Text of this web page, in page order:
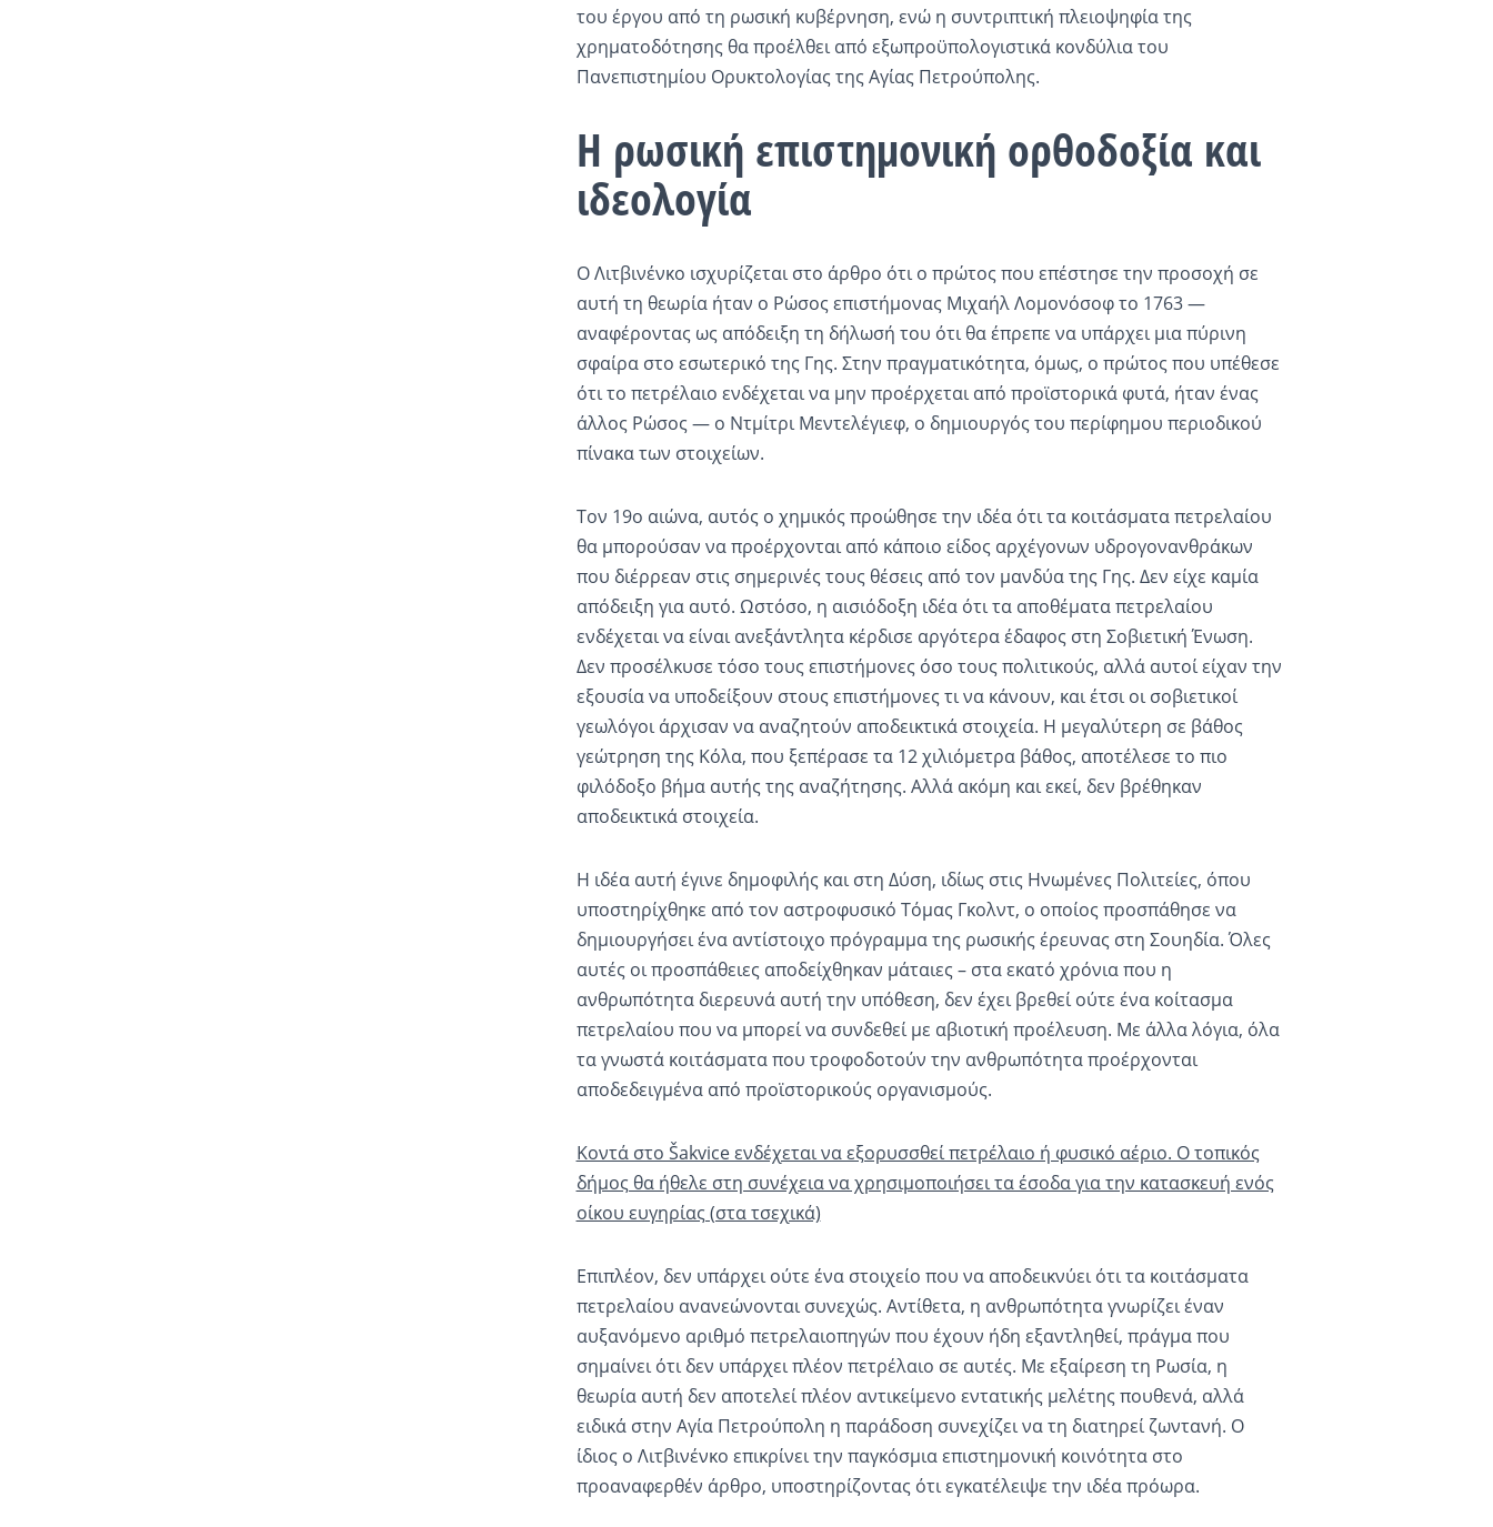
του έργου από τη ρωσική κυβέρνηση, ενώ η συντριπτική πλειοψηφία της
χρηματοδότησης θα προέλθει από εξωπροϋπολογιστικά κονδύλια του
Πανεπιστημίου Ορυκτολογίας της Αγίας Πετρούπολης.
Η ρωσική επιστημονική ορθοδοξία και
ιδεολογία
Ο Λιτβινένκο ισχυρίζεται στο άρθρο ότι ο πρώτος που επέστησε την προσοχή σε
αυτή τη θεωρία ήταν ο Ρώσος επιστήμονας Μιχαήλ Λομονόσοφ το 1763 —
αναφέροντας ως απόδειξη τη δήλωσή του ότι θα έπρεπε να υπάρχει μια πύρινη
σφαίρα στο εσωτερικό της Γης. Στην πραγματικότητα, όμως, ο πρώτος που υπέθεσε
ότι το πετρέλαιο ενδέχεται να μην προέρχεται από προϊστορικά φυτά, ήταν ένας
άλλος Ρώσος — ο Ντμίτρι Μεντελέγιεφ, ο δημιουργός του περίφημου περιοδικού
πίνακα των στοιχείων.
Τον 19ο αιώνα, αυτός ο χημικός προώθησε την ιδέα ότι τα κοιτάσματα πετρελαίου
θα μπορούσαν να προέρχονται από κάποιο είδος αρχέγονων υδρογονανθράκων
που διέρρεαν στις σημερινές τους θέσεις από τον μανδύα της Γης. Δεν είχε καμία
απόδειξη για αυτό. Ωστόσο, η αισιόδοξη ιδέα ότι τα αποθέματα πετρελαίου
ενδέχεται να είναι ανεξάντλητα κέρδισε αργότερα έδαφος στη Σοβιετική Ένωση.
Δεν προσέλκυσε τόσο τους επιστήμονες όσο τους πολιτικούς, αλλά αυτοί είχαν την
εξουσία να υποδείξουν στους επιστήμονες τι να κάνουν, και έτσι οι σοβιετικοί
γεωλόγοι άρχισαν να αναζητούν αποδεικτικά στοιχεία. Η μεγαλύτερη σε βάθος
γεώτρηση της Κόλα, που ξεπέρασε τα 12 χιλιόμετρα βάθος, αποτέλεσε το πιο
φιλόδοξο βήμα αυτής της αναζήτησης. Αλλά ακόμη και εκεί, δεν βρέθηκαν
αποδεικτικά στοιχεία.
Η ιδέα αυτή έγινε δημοφιλής και στη Δύση, ιδίως στις Ηνωμένες Πολιτείες, όπου
υποστηρίχθηκε από τον αστροφυσικό Τόμας Γκολντ, ο οποίος προσπάθησε να
δημιουργήσει ένα αντίστοιχο πρόγραμμα της ρωσικής έρευνας στη Σουηδία. Όλες
αυτές οι προσπάθειες αποδείχθηκαν μάταιες – στα εκατό χρόνια που η
ανθρωπότητα διερευνά αυτή την υπόθεση, δεν έχει βρεθεί ούτε ένα κοίτασμα
πετρελαίου που να μπορεί να συνδεθεί με αβιοτική προέλευση. Με άλλα λόγια, όλα
τα γνωστά κοιτάσματα που τροφοδοτούν την ανθρωπότητα προέρχονται
αποδεδειγμένα από προϊστορικούς οργανισμούς.
Κοντά στο Šakvice ενδέχεται να εξορυσσθεί πετρέλαιο ή φυσικό αέριο. Ο τοπικός
δήμος θα ήθελε στη συνέχεια να χρησιμοποιήσει τα έσοδα για την κατασκευή ενός
οίκου ευγηρίας (στα τσεχικά)
Επιπλέον, δεν υπάρχει ούτε ένα στοιχείο που να αποδεικνύει ότι τα κοιτάσματα
πετρελαίου ανανεώνονται συνεχώς. Αντίθετα, η ανθρωπότητα γνωρίζει έναν
αυξανόμενο αριθμό πετρελαιοπηγών που έχουν ήδη εξαντληθεί, πράγμα που
σημαίνει ότι δεν υπάρχει πλέον πετρέλαιο σε αυτές. Με εξαίρεση τη Ρωσία, η
θεωρία αυτή δεν αποτελεί πλέον αντικείμενο εντατικής μελέτης πουθενά, αλλά
ειδικά στην Αγία Πετρούπολη η παράδοση συνεχίζει να τη διατηρεί ζωντανή. Ο
ίδιος ο Λιτβινένκο επικρίνει την παγκόσμια επιστημονική κοινότητα στο
προαναφερθέν άρθρο, υποστηρίζοντας ότι εγκατέλειψε την ιδέα πρόωρα.